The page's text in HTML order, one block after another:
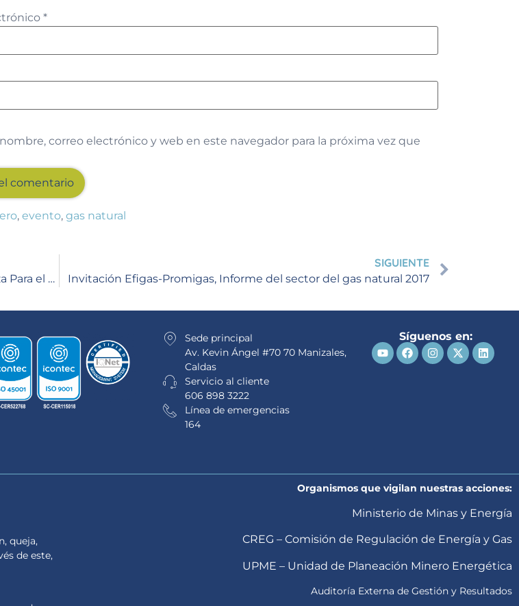
*
correo electrónico y web en este navegador para la próxima vez que
, evento, gas natural
Efigas, OIT (Organización Internacional del Trabajo), Alianza Para el Desarrollo y ACOPI ( Asociación Colombiana de las Micro, Pequeñas y Medianas Empresas) Centro Occidente, instalaron la metodología score
SIGUIENTE
Invitación Efigas-Promigas, Informe del sector del gas natural 2017
Sede principal
Av. Kevin Ángel #70 70 Manizales,
Caldas
Servicio al cliente
606 898 3222
Línea de emergencias
164
Síguenos en:
queja,
de este,
Organismos que vigilan nuestras acciones:
Ministerio de Minas y Energía
CREG – Comisión de Regulación de Energía y Gas
UPME – Unidad de Planeación Minero Energética
Auditoría Externa de Gestión y Resultados